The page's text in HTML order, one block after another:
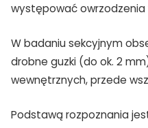
występować owrzodzenia
W badaniu sekcyjnym
drobne guzki (do ok. 2
wewnętrznych, przede
Podstawą rozpoznania